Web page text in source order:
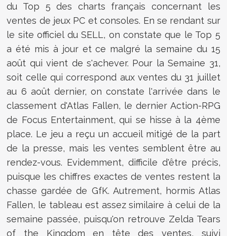
du Top 5 des charts français concernant les
ventes de jeux PC et consoles. En se rendant sur
le site officiel du SELL, on constate que le Top 5
a été mis à jour et ce malgré la semaine du 15
août qui vient de s'achever. Pour la Semaine 31,
soit celle qui correspond aux ventes du 31 juillet
au 6 août dernier, on constate l'arrivée dans le
classement d'Atlas Fallen, le dernier Action-RPG
de Focus Entertainment, qui se hisse à la 4ème
place. Le jeu a reçu un accueil mitigé de la part
de la presse, mais les ventes semblent être au
rendez-vous. Evidemment, difficile d'être précis,
puisque les chiffres exactes de ventes restent la
chasse gardée de GfK. Autrement, hormis Atlas
Fallen, le tableau est assez similaire à celui de la
semaine passée, puisqu'on retrouve Zelda Tears
of the Kingdom en tête des ventes, suivi